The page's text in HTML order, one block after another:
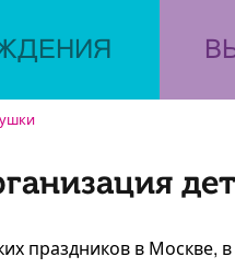
праздников в